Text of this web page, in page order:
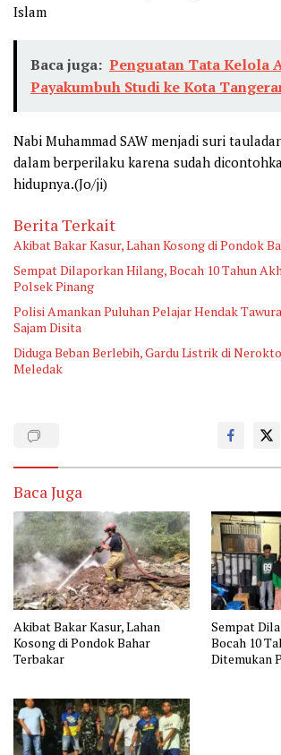
Islam
Baca juga: Penguatan Tata Kelola
Payakumbuh Studi ke Kota
Nabi Muhammad SAW menjadi suri
dalam berperilaku karena sudah
hidupnya.(Jo/ji)
Berita Terkait
Akibat Bakar Kasur, Lahan Kosong di Pondok
Sempat Dilaporkan Hilang, Bocah 10 Tahun
Polsek Pinang
Polisi Amankan Puluhan Pelajar Hendak
Sajam Disita
Diduga Beban Berlebih, Gardu Listrik di
Meledak
Baca Juga
Akibat Bakar Kasur, Lahan
Kosong di Pondok Bahar
Terbakar
Sempat
Bocah 10
Ditemukan